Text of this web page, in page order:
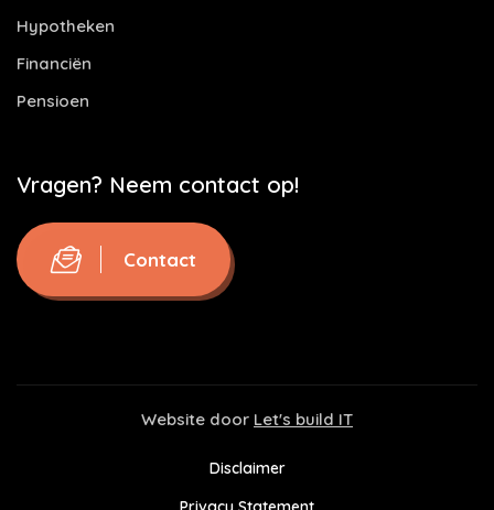
Hypotheken
Financiën
Pensioen
Vragen? Neem contact op!
Contact
Website door Let's build IT
Disclaimer